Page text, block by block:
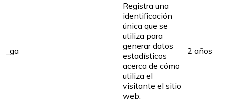
_ga
Registra una
identificación
única que se
utiliza para
generar datos
estadísticos
acerca de cómo
utiliza el
visitante el sitio
web.
2 años